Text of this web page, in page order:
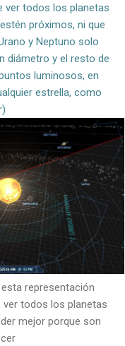
ver todos los planetas
próximos, ni que
y Neptuno solo
diámetro y el resto de
luminosos, en
estrella, como
representación
ver todos los planetas
mejor porque son